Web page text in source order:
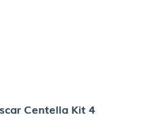
Centella Kit 4